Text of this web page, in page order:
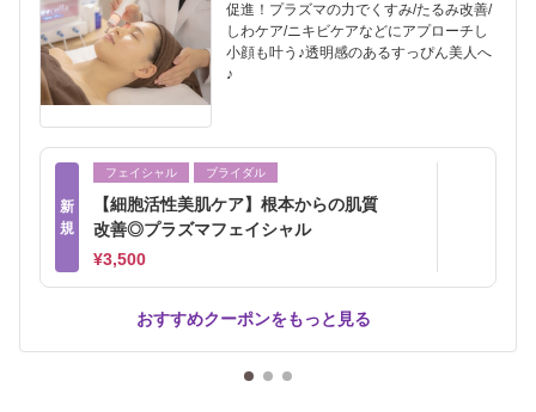
促進！プラズマの力でくすみ/たるみ改善/
しわケア/ニキビケアなどにアプローチし
小顔も叶う♪透明感のあるすっぴん美人へ
♪
新
規
フェイシャル ブライダル
【細胞活性美肌ケア】根本からの肌質
改善◎プラズマフェイシャル
¥3,500
おすすめクーポンをもっと見る